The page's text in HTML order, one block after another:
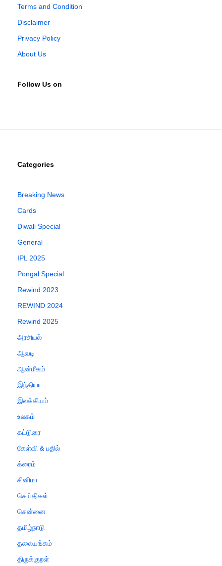
Terms and Condition
Disclaimer
Privacy Policy
About Us
Follow Us on
Categories
Breaking News
Cards
Diwali Special
General
IPL 2025
Pongal Special
Rewind 2023
REWIND 2024
Rewind 2025
அரசியல்
ஆவடி
ஆன்மீகம்
இந்தியா
இலக்கியம்
உலகம்
கட்டுரை
கேள்வி & பதில்
க்ரைம்
சினிமா
செய்திகள்
சென்னை
தமிழ்நாடு
தலையங்கம்
திருக்குறள்